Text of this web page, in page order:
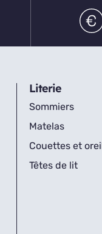
Literie
Sommiers
Matelas
Couettes et
Têtes de lit